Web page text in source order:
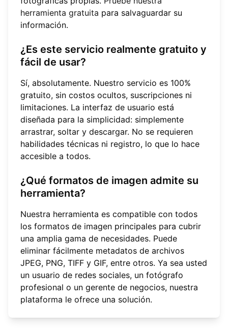
herramienta gratuita para salvaguardar su
información.
¿Es este servicio realmente gratuito y
fácil de usar?
Sí, absolutamente. Nuestro servicio es 100%
gratuito, sin costos ocultos, suscripciones ni
limitaciones. La interfaz de usuario está
diseñada para la simplicidad: simplemente
arrastrar, soltar y descargar. No se requieren
habilidades técnicas ni registro, lo que lo hace
accesible a todos.
¿Qué formatos de imagen admite su
herramienta?
Nuestra herramienta es compatible con todos
los formatos de imagen principales para cubrir
una amplia gama de necesidades. Puede
eliminar fácilmente metadatos de archivos
JPEG, PNG, TIFF y GIF, entre otros. Ya sea usted
un usuario de redes sociales, un fotógrafo
profesional o un gerente de negocios, nuestra
plataforma le ofrece una solución.